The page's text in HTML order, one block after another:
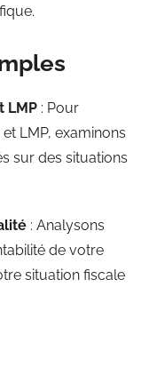
LMP : Pour
LMP, examinons
sur des situations
: Analysons
de votre
situation fiscale